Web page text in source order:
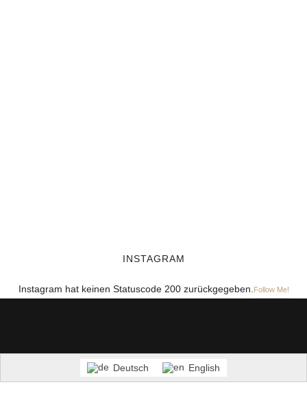
INSTAGRAM
Instagram hat keinen Statuscode 200 zurückgegeben. Follow Me!
Deutsch English